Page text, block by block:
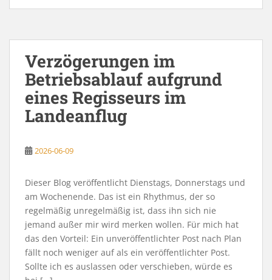
Verzögerungen im
Betriebsablauf aufgrund
eines Regisseurs im
Landeanflug
2026-06-09
Dieser Blog veröffentlicht Dienstags, Donnerstags und
am Wochenende. Das ist ein Rhythmus, der so
regelmäßig unregelmäßig ist, dass ihn sich nie
jemand außer mir wird merken wollen. Für mich hat
das den Vorteil: Ein unveröffentlichter Post nach Plan
fällt noch weniger auf als ein veröffentlichter Post.
Sollte ich es auslassen oder verschieben, würde es